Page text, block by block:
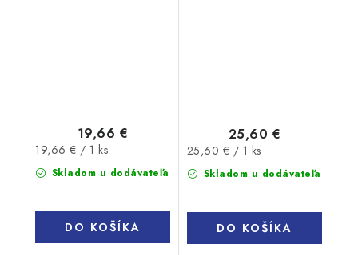
Skladom u dodávateľa
19,66 €
Jednotková
cena:
19,66 € / 1 ks
DO KOŠÍKA
Skladom u dodávateľa
25,60 €
Jednotková
cena:
25,60 € / 1 ks
DO KOŠÍKA